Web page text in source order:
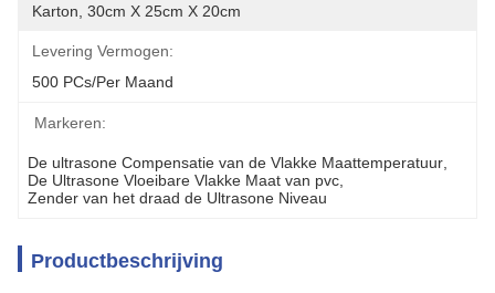
Karton, 30cm X 25cm X 20cm
Levering Vermogen:
500 PCs/per Maand
Markeren:
De ultrasone Compensatie van de Vlakke Maattemperatuur
De Ultrasone Vloeibare Vlakke Maat van pvc
Zender van het draad de Ultrasone Niveau
Productbeschrijving